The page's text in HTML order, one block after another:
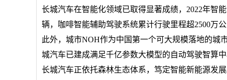
长城汽车在智能化领域已取得显著成绩，2022年智
辆，咖啡智能辅助驾驶系统累计行驶里程超2500万公
此外，城市NOH作为中国第一个可大规模落地的城
城汽车已建成满足千亿参数大模型的自动驾驶智算
长城汽车正依托森林生态体系，笃定智能新能源发